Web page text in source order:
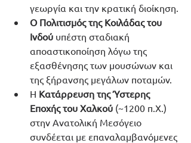
γεωργία και την κρατική διοίκηση.
Ο Πολιτισμός της Κοιλάδας του
Ινδού υπέστη σταδιακή
αποαστικοποίηση λόγω της
εξασθένησης των μουσώνων και
της ξήρανσης μεγάλων ποταμών.
Η Κατάρρευση της Ύστερης
Εποχής του Χαλκού (~1200 π.Χ.)
στην Ανατολική Μεσόγειο
συνδέεται με επαναλαμβανόμενες